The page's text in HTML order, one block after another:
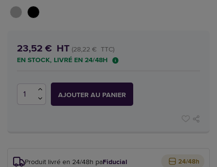
23,52 € HT (28,22 € TTC)
EN STOCK, LIVRÉ EN 24/48H
AJOUTER AU PANIER
Produit livré en 24/48h parFiducial 24/48h